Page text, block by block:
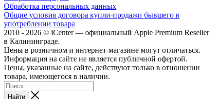
Обработка персональных данных
Общие условия договора купли-продажи бывшего в
употреблении товара
2010 - 2026 © iCenter — официальный Apple Premium Reseller
в Калининграде.
Цены в розничном и интернет-магазине могут отличаться.
Информация на сайте не является публичной офертой.
Цены, указанные на сайте, действуют только в отношении
товара, имеющегося в наличии.
Найти